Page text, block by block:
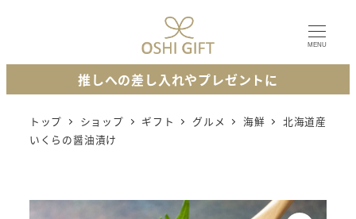
ン
MENU
推しへの差し入れやプレゼントに
トップ ショップ ギフト グルメ 海鮮
北海道産
いくらの醤油漬け